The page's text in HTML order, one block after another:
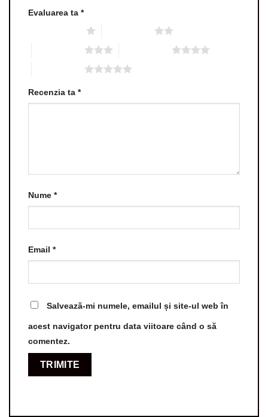
Evaluarea ta *
Recenzia ta *
Nume *
Email *
Salvează-mi numele, emailul și site-ul web în
acest navigator pentru data viitoare când o să
comentez.